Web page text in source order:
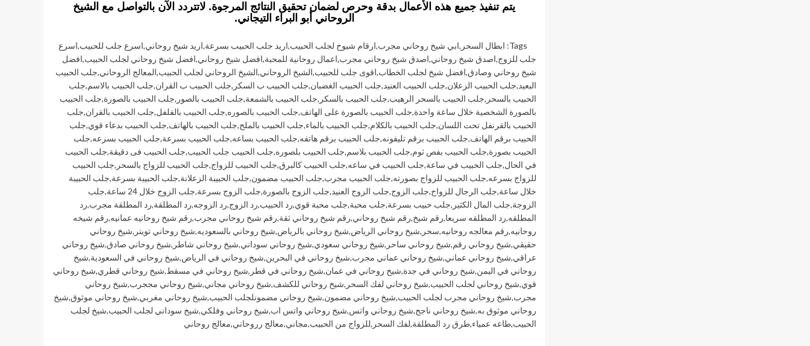
يتم تنفيذ جميع هذه الأعمال بدقة وحرص لضمان تحقيق النتائج المرجوة. لاتتردد الآن بالتواصل مع الشيخ
الروحاني أبو البراء التيجاني.
Tags: ابطال السحر ,ابي شيخ روحاني مجرب,ارقام شيوخ لجلب الحبيب,اريد جلب الحبيب بسرعة,اريد شيخ روحاني,اسرع جلب للحبيب,اسرع
جلب للزوج,اصدق شيخ روحاني,اصدق شيخ روحاني مجرب,اعمال روحانية للمحبة,افضل شيخ روحاني,افضل شيخ روحاني لجلب الحبيب,افضل
شيخ روحاني وصادق,افضل شيخ لجلب الخطاب,اقوى جلب للحبيب,الشيخ الروحاني,الشيخ الروحاني لجلب الحبيب,المعالج الروحاني,جلب الحبيب
البعيد,جلب الحبيب الزعلان,جلب الحبيب العنيد,جلب الحبيب الغضبان,جلب الحبيب ب السكر ,جلب الحبيب ب القران,جلب الحبيب بالاسم,جلب
الحبيب بالسحر ,جلب الحبيب بالسحر الرهيب,جلب الحبيب بالسكر ,جلب الحبيب بالشمعة,جلب الحبيب بالصور ,جلب الحبيب بالصورة,جلب الحبيب
بالصورة الشخصية خلال ساعة واحدة,جلب الحبيب بالصورة على الهاتف,جلب الحبيب بالصوره,جلب الحبيب بالفلفل,جلب الحبيب بالقران,جلب
الحبيب بالقرنفل تحت اللسان,جلب الحبيب بالكلام,جلب الحبيب بالماء,جلب الحبيب بالملح,جلب الحبيب بالهاتف,جلب الحبيب بدعاء قوي,جلب
الحبيب برقم الهاتف,جلب الحبيب برقم تليفونه,جلب الحبيب برقم هاتفه,جلب الحبيب بساعه,جلب الحبيب بسرعة,جلب الحبيب بسرعه,جلب
الحبيب بصورة,جلب الحبيب بفص ثوم,جلب الحبيب بلاسم,جلب الحبيب بلصوره,جلب الحبيب جلب الحبيب,جلب الحبيب فى دقيقة,جلب الحبيب
في الحال,جلب الحبيب في ساعة,جلب الحبيب في ساعه,جلب الحبيب كالبرق,جلب الحبيب للزواج,جلب الحبيب للزواج بالسحر ,جلب الحبيب
للزواج بسرعه,جلب الحبيب للزواج بصورته,جلب الحبيب مجرب,جلب الحبيب مضمون,جلب الحبيبة الزعلانة,جلب الحبيبة بسرعة,جلب الحبيبة
خلال ساعة,جلب الرجال للزواج,جلب الزوج,جلب الزوج العنيد,جلب الزوج بالصورة,جلب الزوج بسرعة,جلب الزوج خلال 24 ساعة ,جلب
الزوجة,جلب المال الكثير ,جلب حبيب بسرعة,جلب محبة,جلب محبة قوي,رد الحبيب,رد الزوج,رد الزوجه,رد المطلقة,رد المطلقة مجرب,رد
المطلقه,رد المطلقه سريعا,رقم شيخ,رقم شيخ روحاني,رقم شيخ روحاني ثقة,رقم شيخ روحاني مجرب,رقم شيخ روحانيه عمانيه,رقم شيخه
روحانيه,رقم معالجه روحانيه,سحر ,شيخ روحاني الرياض,شيخ روحاني بالرياض,شيخ روحاني بالسعوديه,شيخ روحاني تويتر ,شيخ روحاني
حقيقي,شيخ روحاني رقم,شيخ روحاني ساحر ,شيخ روحاني سعودي,شيخ روحاني سوداني,شيخ روحاني شاطر ,شيخ روحاني صادق,شيخ روحاني
عراقي,شيخ روحاني عماني,شيخ روحاني عماني مجرب,شيخ روحاني في البحرين,شيخ روحاني في الرياض,شيخ روحاني في السعودية,شيخ
روحاني في اليمن,شيخ روحاني في جدة,شيخ روحاني في عمان,شيخ روحاني في قطر ,شيخ روحاني في مسقط,شيخ روحاني قطري,شيخ روحاني
قوي,شيخ روحاني لجلب الحبيب,شيخ روحاني لفك السحر ,شيخ روحاني للكشف,شيخ روحاني مجاني,شيخ روحاني مججرب,شيخ روحاني
مجرب,شيخ روحاني مجرب لجلب الحبيب,شيخ روحاني مضمون,شيخ روحاني مضمونلجلب الحبيب,شيخ روحاني مغربي,شيخ روحاني موثوق,شيخ
روحاني موثوق به,شيخ روحاني ناجح,شيخ روحاني واتس,شيخ روحاني واتس اب,شيخ روحاني وفلكي,شيخ سوداني لجلب الحبيب,شيخ لجلب
الحبيب,طاعه عمياء,طرق رد المطلقة,لفك السحر ,للزواج من الحبيب,مجاني,معالج رروحاني,معالج روحاني